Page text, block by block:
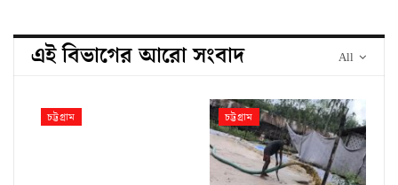
All
এই বিভাগের আরো সংবাদ
চট্টগ্রাম চট্টগ্রাম